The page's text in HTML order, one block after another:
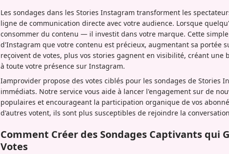
Les sondages dans les Stories Instagram transforment les
ligne de communication directe avec votre audience. Lorsque
consommer du contenu — il investit dans votre marque. Cette
d'Instagram que votre contenu est précieux, augmentant sa portée
reçoivent de votes, plus vos stories gagnent en visibilité, créant
à toute votre présence sur Instagram.
Iamprovider propose des votes ciblés pour les sondages de Stories
immédiats. Notre service vous aide à lancer l'engagement sur de
populaires et encourageant la participation organique de vos
d'autres votent, ils sont plus susceptibles de rejoindre la
Comment Créer des Sondages Captivants qui
Votes